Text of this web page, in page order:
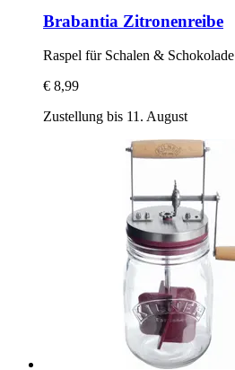
Brabantia Zitronenreibe
Raspel für Schalen & Schokolade
€ 8,99
Zustellung bis 11. August